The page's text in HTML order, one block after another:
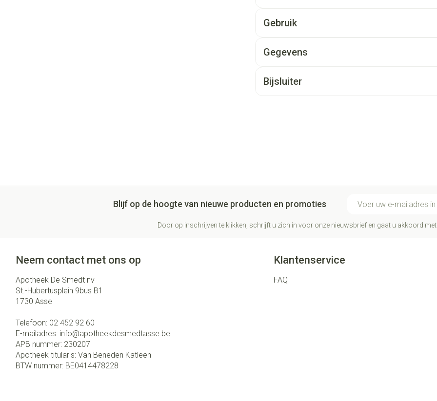
Gebruik
Gegevens
Bijsluiter
Blijf op de hoogte van nieuwe producten en promoties
Door op inschrijven te klikken, schrijft u zich in voor onze nieuwsbrief en gaat u akkoord
Neem contact met ons op
Apotheek De Smedt nv
St.-Hubertusplein 9bus B1
1730 Asse
Telefoon: 02 452 92 60
E-mailadres: info@apotheekdesmedtasse.be
APB nummer: 230207
Apotheek titularis: Van Beneden Katleen
BTW nummer: BE0414478228
Klantenservice
FAQ